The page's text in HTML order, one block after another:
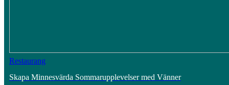
Restaurang
Skapa Minnesvärda Sommarupplevelser med Vänner